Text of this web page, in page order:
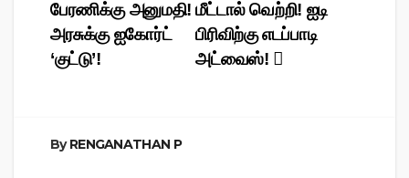
navigation
மீட்டால் வெற்றி! ஐடி
பிரிவிற்கு எடப்பாடி
அட்வைஸ்!
பேரணிக்கு அனுமதி!
அரசுக்கு ஐகோர்ட்
‘குட்டு’!
ByRENGANATHAN P